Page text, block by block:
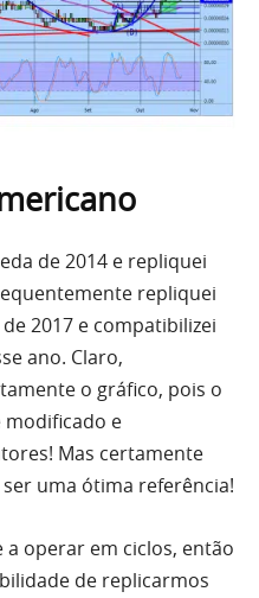
de 2014 e repliquei
repliquei
2017 e compatibilizei
ano. Claro,
o gráfico, pois o
e
Mas certamente
uma ótima referência!
a operar em ciclos, então
de replicarmos